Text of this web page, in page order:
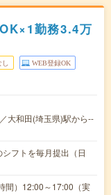
勤務3.4万
WEB登録OK
大和田(埼玉県)駅から--
フトを毎月提出（日
）12:00～17:00（実